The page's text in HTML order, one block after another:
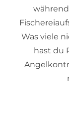
Was viele
hast du